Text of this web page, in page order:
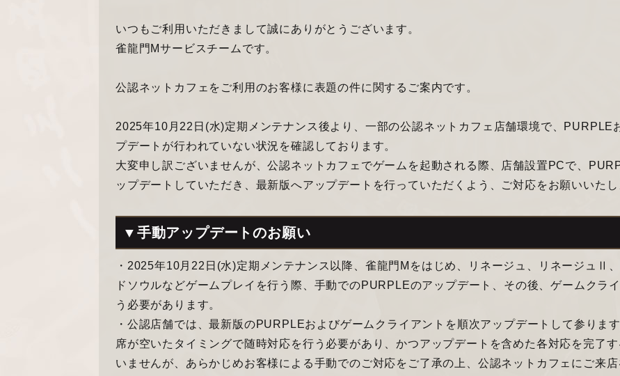
いつもご利用いただきまして誠にありがとうございます。
雀龍門Mサービスチームです。
公認ネットカフェをご利用のお客様に表題の件に関するご案内です。
2025年10月22日(水)定期メンテナンス後より、一部の公認ネットカフェ店舗環境で、PURPLE
プデートが行われていない状況を確認しております。
大変申し訳ございませんが、公認ネットカフェでゲームを起動される際、店舗設置PCで、
ップデートしていただき、最新版へアップデートを行っていただくよう、ご対応をお願いいたし
▼手動アップデートのお願い
・2025年10月22日(水)定期メンテナンス以降、雀龍門Mをはじめ、リネージュ、リネージュⅡ
ドソウルなどゲームプレイを行う際、手動でのPURPLEのアップデート、その後、ゲームクラ
う必要があります。
・公認店舗では、最新版のPURPLEおよびゲームクライアントを順次アップデートして参りま
席が空いたタイミングで随時対応を行う必要があり、かつアップデートを含めた各対応を完了
いませんが、あらかじめお客様による手動でのご対応をご了承の上、公認ネットカフェにご来店